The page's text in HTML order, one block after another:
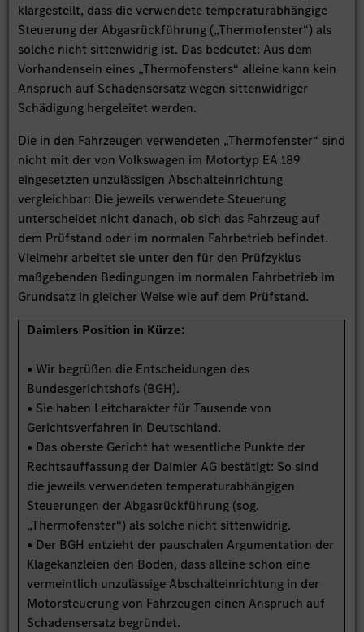
klargestellt, dass die verwendete temperaturabhängige
Steuerung der Abgasrückführung („Thermofenster“) als
solche nicht sittenwidrig ist. Das bedeutet: Aus dem
Vorhandensein eines „Thermofensters“ alleine kann kein
Anspruch auf Schadensersatz wegen sittenwidriger
Schädigung hergeleitet werden.
Die in den Fahrzeugen verwendeten „Thermofenster“ sind
nicht mit der von Volkswagen im Motortyp EA 189
eingesetzten unzulässigen Abschalteinrichtung
vergleichbar: Die jeweils verwendete Steuerung
unterscheidet nicht danach, ob sich das Fahrzeug auf
dem Prüfstand oder im normalen Fahrbetrieb befindet.
Vielmehr arbeitet sie unter den für den Prüfzyklus
maßgebenden Bedingungen im normalen Fahrbetrieb im
Grundsatz in gleicher Weise wie auf dem Prüfstand.
Daimlers Position in Kürze:
• Wir begrüßen die Entscheidungen des
Bundesgerichtshofs (BGH).
• Sie haben Leitcharakter für Tausende von
Gerichtsverfahren in Deutschland.
• Das oberste Gericht hat wesentliche Punkte der
Rechtsauffassung der Daimler AG bestätigt: So sind
die jeweils verwendeten temperaturabhängigen
Steuerungen der Abgasrückführung (sog.
„Thermofenster“) als solche nicht sittenwidrig.
• Der BGH entzieht der pauschalen Argumentation der
Klagekanzleien den Boden, dass alleine schon eine
vermeintlich unzulässige Abschalteinrichtung in der
Motorsteuerung von Fahrzeugen einen Anspruch auf
Schadensersatz begründet.